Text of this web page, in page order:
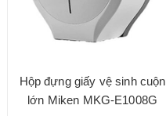
Hộp đựng giấy vệ sinh cuộn
lớn Miken MKG-E1008G